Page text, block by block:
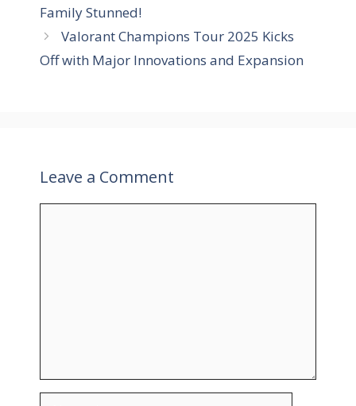
r
i
s
Family Stunned!
Valorant Champions Tour 2025 Kicks
Off with Major Innovations and Expansion
Leave a Comment